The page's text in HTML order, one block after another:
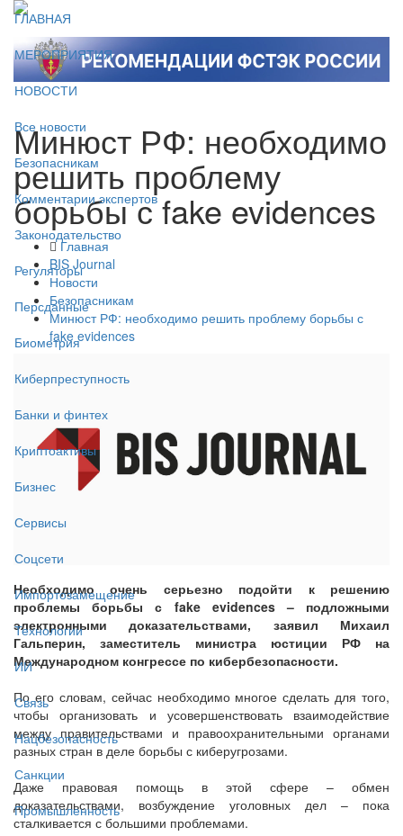
ГЛАВНАЯ
МЕРОПРИЯТИЯ
НОВОСТИ
Все новости
Безопасникам
Комментарии экспертов
Законодательство
Регуляторы
Персданные
Биометрия
Киберпреступность
Банки и финтех
Криптоактивы
Бизнес
Сервисы
Соцсети
Импортозамещение
Технологии
ИИ
Связь
Нацбезопасность
Санкции
Промышленность
Минюст РФ: необходимо
решить проблему
борьбы с fake evidences
Главная
BIS Journal
Новости
Безопасникам
Минюст РФ: необходимо решить проблему борьбы с
fake evidences
Необходимо очень серьезно подойти к решению
проблемы борьбы с fake evidences – подложными
электронными доказательствами, заявил Михаил
Гальперин, заместитель министра юстиции РФ на
Международном конгрессе по кибербезопасности.
По его словам, сейчас необходимо многое сделать для того,
чтобы организовать и усовершенствовать взаимодействие
между правительствами и правоохранительными органами
разных стран в деле борьбы с киберугрозами.
Даже правовая помощь в этой сфере – обмен
доказательствами, возбуждение уголовных дел – пока
сталкивается с большими проблемами.